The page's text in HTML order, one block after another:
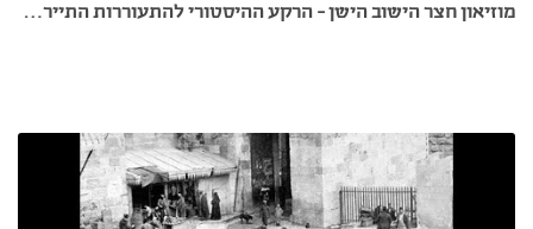
מוזיאון חצר הישוב הישן - הרקע ההיסטורי להתעוררות התיירות לירושלים במאה ה-19 - איל דוידסון 28.10.25